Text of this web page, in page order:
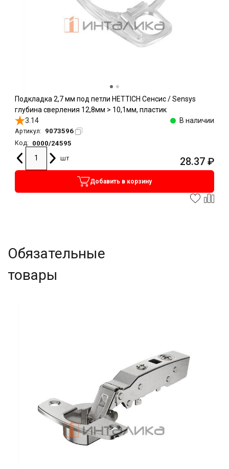
Подкладка 2,7 мм под петли HETTICH Сенсис / Sensys
глубина сверления 12,8мм > 10,1мм, пластик
3.14
В наличии
Артикул: 9073596
Код:
0000/24595
шт
28.37 ₽
Добавить в корзину
Обязательные
товары